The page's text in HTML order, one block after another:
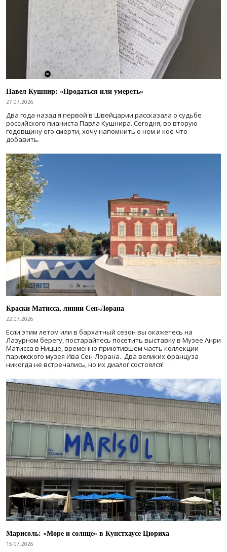
Павел Кушнир: «Продаться или умереть»
27.07.2026
Два года назад я первой в Швейцарии рассказала о судьбе
российского пианиста Павла Кушнира. Сегодня, во вторую
годовщину его смерти, хочу напомнить о нем и кое-что
добавить.
Краски Матисса, линии Сен-Лорана
22.07.2026
Если этим летом или в бархатный сезон вы окажетесь на
Лазурном берегу, постарайтесь посетить выставку в Музее Анри
Матисса в Ницце, временно приютившем часть коллекции
парижского музея Ива Сен-Лорана. Два великих француза
никогда не встречались, но их диалог состоялся!
Марисоль: «Море и солнце» в Кунстхаусе Цюриха
15.07.2026